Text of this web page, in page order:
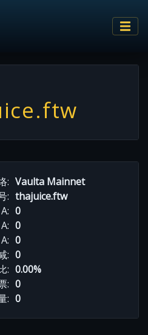
: Vaulta Mainnet
: thajuice.ftw
0
0
0
: 0
: 0.00%
: 0
: 0